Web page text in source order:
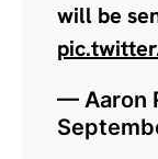
will be
— Aaron